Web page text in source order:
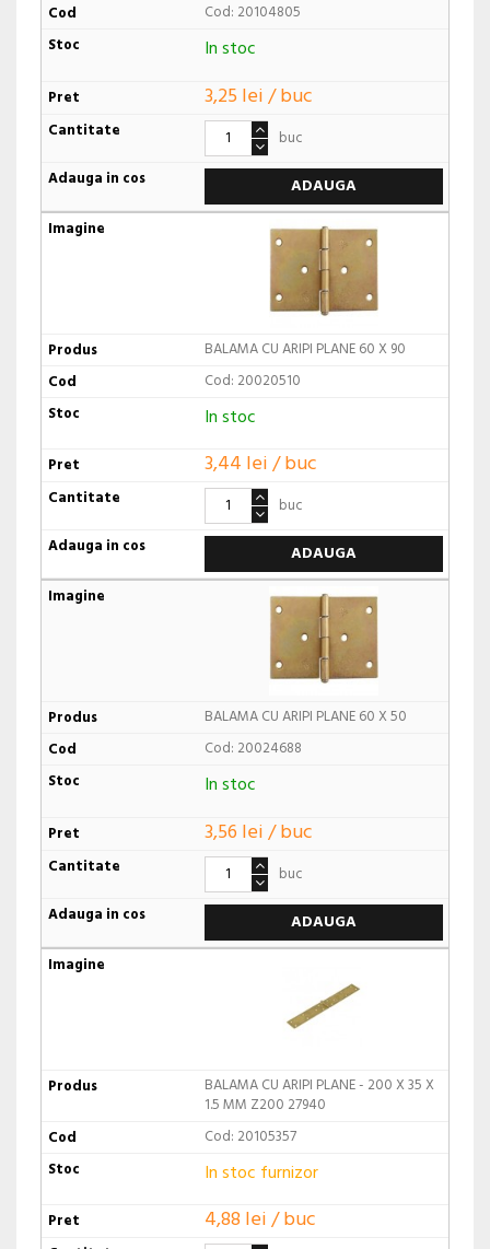
Cod: 20104805
In stoc
3,25 lei / buc
buc
ADAUGA
BALAMA CU ARIPI PLANE 60 X 90
Cod: 20020510
In stoc
3,44 lei / buc
buc
ADAUGA
BALAMA CU ARIPI PLANE 60 X 50
Cod: 20024688
In stoc
3,56 lei / buc
buc
ADAUGA
BALAMA CU ARIPI PLANE - 200 X 35 X
1.5 MM Z200 27940
Cod: 20105357
In stoc furnizor
4,88 lei / buc